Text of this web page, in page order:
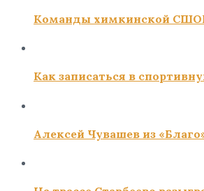
Команды химкинской
Как записаться в
Алексей Чувашев из